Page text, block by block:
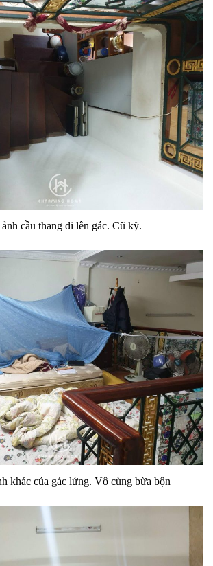
cầu thang đi lên gác. Cũ kỹ.
khác của gác lửng. Vô cùng bừa bộn